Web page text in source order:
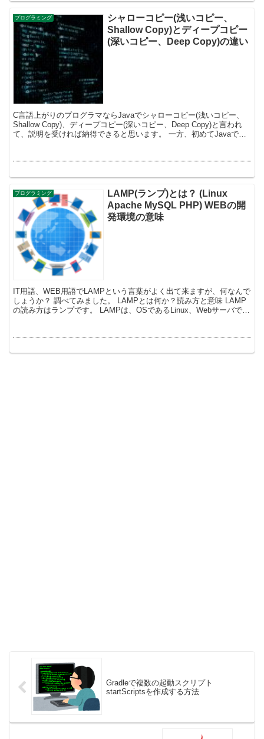
プログラミング
シャローコピー(浅いコピー、
Shallow Copy)とディープコピー
(深いコピー、Deep Copy)の違い
C言語上がりのプログラマならJavaでシャローコピー(浅いコピー、
Shallow Copy)、ディープコピー(深いコピー、Deep Copy)と言われ
て、説明を受ければ納得できると思います。 一方、初めてJavaでプ
プログラミング
LAMP(ランプ)とは？ (Linux
Apache MySQL PHP) WEBの開
発環境の意味
IT用語、WEB用語でLAMPという言葉がよく出て来ますが、何なんで
しょうか？ 調べてみました。 LAMPとは何か？読み方と意味 LAMP
の読み方はランプです。 LAMPは、OSであるLinux、Webサーバであ
Gradleで複数の起動スクリプト
startScriptsを作成する方法